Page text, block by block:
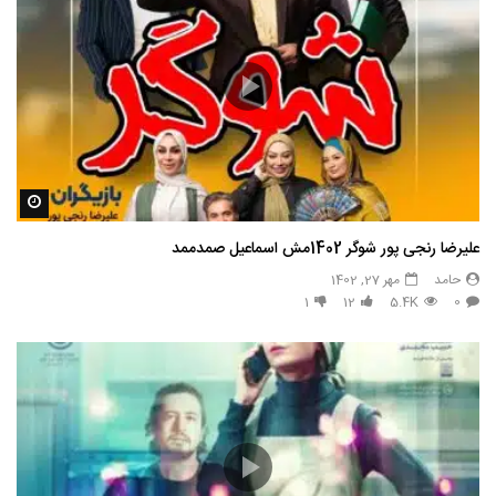
علیرضا رنجی پور شوگر 1402مش اسماعیل صمدممد
حامد
مهر 27, 1402
0
5.4K
12
1